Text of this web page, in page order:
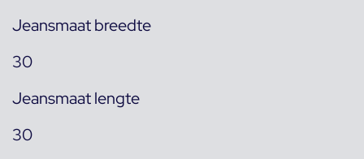
Jeansmaat breedte
30
Jeansmaat lengte
30